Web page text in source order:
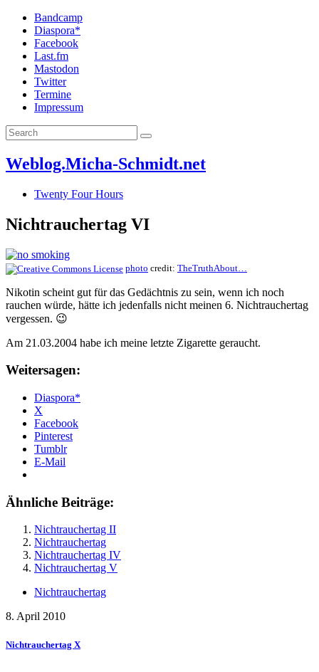
Bandcamp
Diaspora*
Facebook
Last.fm
Mastodon
Twitter
Termine
Impressum
Weblog.Micha-Schmidt.net
Twenty Four Hours
Nichtrauchertag VI
photo credit: TheTruthAbout…
Nikotin scheint gut für das Gedächtnis zu sein, wenn ich noch
rauchen würde, hätte ich jedenfalls nicht meinen 6. Nichtrauchertag
vergessen. 😉
Am 21.03.2004 habe ich meine letzte Zigarette geraucht.
Weitersagen:
Diaspora*
X
Facebook
Pinterest
Tumblr
E-Mail
Ähnliche Beiträge:
Nichtrauchertag II
Nichtrauchertag
Nichtrauchertag IV
Nichtrauchertag V
Nichtrauchertag
8. April 2010
Nichtrauchertag X